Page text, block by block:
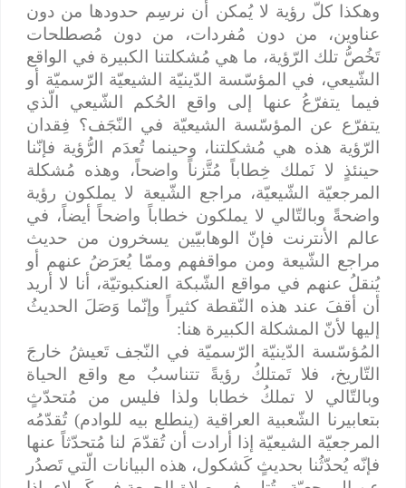
وهكذا كلّ رؤية لا يُمكن أن نرسِم حدودها من دون
عناوين، من دون مُفردات، من دون مُصطلحات
تَخُصُّ تلك الرّؤية، ما هي مُشكلتنا الكبيرة في الواقع
الشّيعي، في المؤسّسة الدّينيّة الشيعيّة الرّسميّة أو
فيما يتفرّعُ عنها إلى واقع الحُكم الشّيعي الّذي
يتفرّع عن المؤسّسة الشيعيّة في النّجَف؟ فِقدان
الرّؤية هذه هي مُشكلتنا، وحينما تُعدَم الرُّؤية فإنّنا
حينئذٍ لا نَملك خِطاباً مُتَّزناً واضحاً، وهذه مُشكلة
المرجعيّة الشّيعيّة، مراجع الشّيعة لا يملكون رؤية
واضحةً وبالتّالي لا يملكون خطاباً واضحاً أيضاً، في
عالم الأنترنت فإنّ الوهابيّين يسخرون من حديث
مراجع الشّيعة ومن مواقفهم وممّا يُعرَضُ عنهم أو
يُنقلُ عنهم في مواقع الشّبكة العنكبوتيّة، أنا لا أريد
أن أقفَ عند هذه النّقطة كثيراً وإنّما وَصَلَ الحديثُ
إليها لأنّ المشكلة الكبيرة هنا:
المُؤسّسة الدّينيّة الرّسميّة في النّجف تَعيشُ خارجَ
التّاريخ، فلا تَمتلكُ رؤيةً تتناسبُ مع واقع الحياة
وبالتّالي لا تملكُ خطابا ولذا فليس من مُتحدّثٍ
بتعابيرنا الشّعبية العراقية (ينطلع بيه للوادم) تُقدّمُه
المرجعيّة الشيعيّة إذا أرادت أن تُقدّمَ لنا مُتحدّثاً عنها
فإنّه يُحدّثُنا بحديثٍ كَشكول، هذه البيانات الّتي تَصدُر